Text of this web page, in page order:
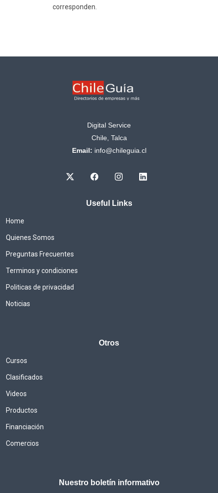
corresponden.
Digital Service
Chile, Talca
Email: info@chileguia.cl
Useful Links
Home
Quienes Somos
Preguntas Frecuentes
Terminos y condiciones
Politicas de privacidad
Noticias
Otros
Cursos
Clasificados
Videos
Productos
Financiación
Comercios
Nuestro boletín informativo